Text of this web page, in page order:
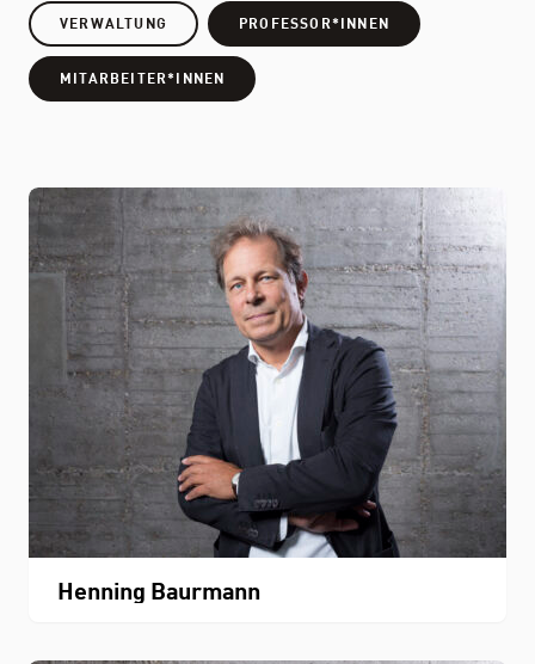
VERWALTUNG PROFESSOR*INNEN
MITARBEITER*INNEN
Henning Baurmann